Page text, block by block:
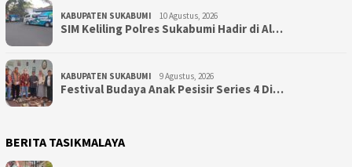
KABUPATEN SUKABUMI 10 Agustus, 2026
SIM Keliling Polres Sukabumi Hadir di Al…
KABUPATEN SUKABUMI 9 Agustus, 2026
Festival Budaya Anak Pesisir Series 4 Di…
BERITA TASIKMALAYA